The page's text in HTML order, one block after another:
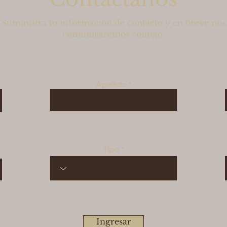
Suministra tu información de contacto y en breve nos
comunicaremos contigo.
Apellido
Tipo
Ingresar